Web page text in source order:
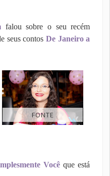
falou sobre o seu recém
seus contos De Janeiro a
FONTE
Vocêque está